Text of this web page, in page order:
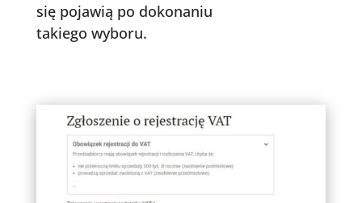
się pojawią po dokonaniu
takiego wyboru.